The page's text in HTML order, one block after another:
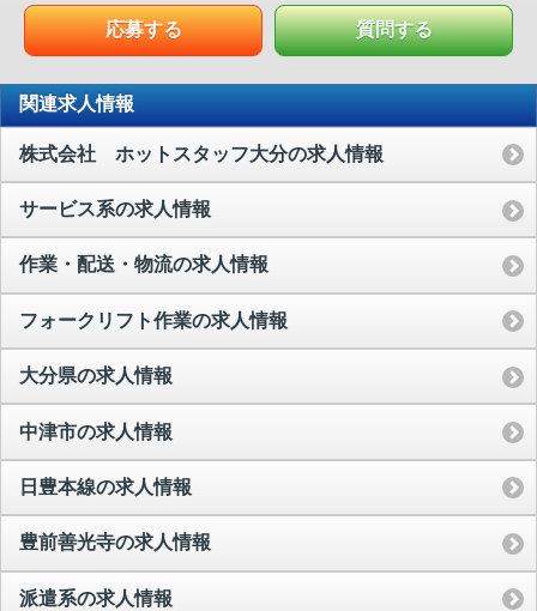
応募する 質問する
関連求人情報
株式会社 ホットスタッフ大分の求人情報
サービス系の求人情報
作業・配送・物流の求人情報
フォークリフト作業の求人情報
大分県の求人情報
中津市の求人情報
日豊本線の求人情報
豊前善光寺の求人情報
派遣系の求人情報